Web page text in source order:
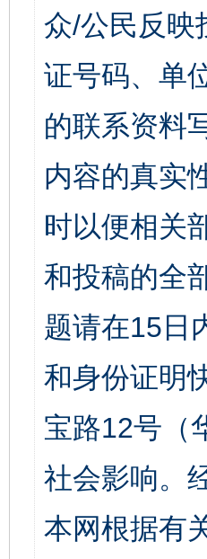
众/公民反映
证号码、单
的联系资料
内容的真实
时以便相关
和投稿的全
题请在15日
和身份证明
宝路12号（
社会影响。
本网根据有